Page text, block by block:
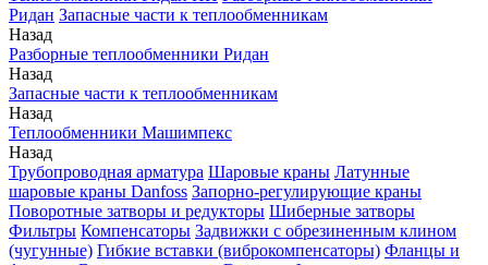
Ридан Запасные части к теплообменникам
Назад
Разборные теплообменники Ридан
Назад
Запасные части к теплообменникам
Назад
Теплообменники Машимпекс
Назад
Трубопроводная арматура Шаровые краны Латунные
шаровые краны Danfoss Запорно-регулирующие краны
Поворотные затворы и редукторы Шиберные затворы
Фильтры Компенсаторы Задвижки с обрезиненным клином
(чугунные) Гибкие вставки (виброкомпенсаторы) Фланцы и